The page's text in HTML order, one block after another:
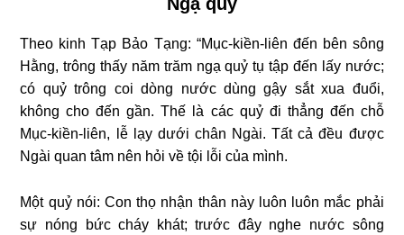
Theo kinh Tạp Bảo Tạng: “Mục-kiền-liên đến bên sông
Hằng, trông thấy năm trăm ngạ quỷ tụ tập đến lấy nước;
có quỷ trông coi dòng nước dùng gậy sắt xua đuổi,
không cho đến gần. Thế là các quỷ đi thẳng đến chỗ
Mục-kiền-liên, lễ lạy dưới chân Ngài. Tất cả đều được
Ngài quan tâm nên hỏi về tội lỗi của mình.
Một quỷ nói: Con thọ nhận thân này luôn luôn mắc phải
sự nóng bức cháy khát; trước đây nghe nước sông